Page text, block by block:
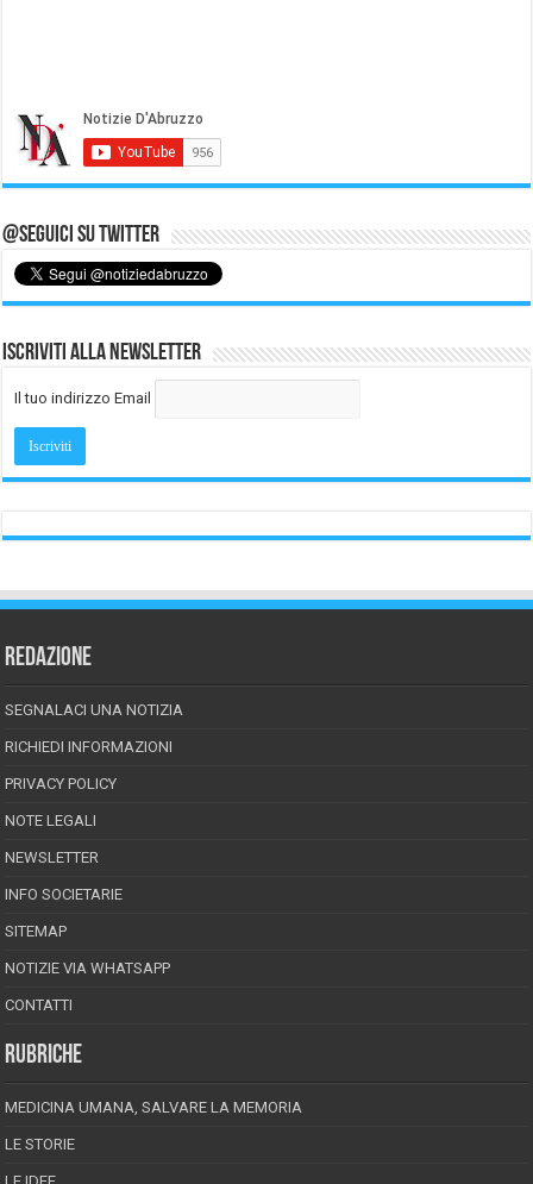
@Seguici su Twitter
Iscriviti alla Newsletter
Il tuo indirizzo Email
REDAZIONE
SEGNALACI UNA NOTIZIA
RICHIEDI INFORMAZIONI
PRIVACY POLICY
NOTE LEGALI
NEWSLETTER
INFO SOCIETARIE
SITEMAP
NOTIZIE VIA WHATSAPP
CONTATTI
RUBRICHE
MEDICINA UMANA, SALVARE LA MEMORIA
LE STORIE